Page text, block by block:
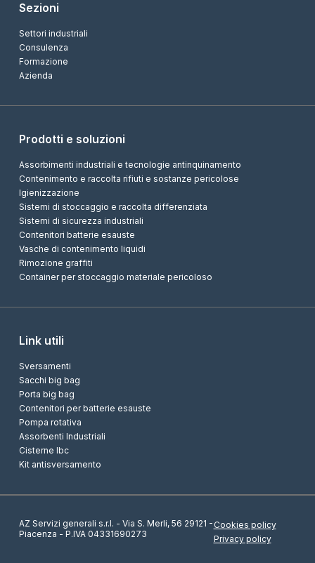
Sezioni
Settori industriali
Consulenza
Formazione
Azienda
Prodotti e soluzioni
Assorbimenti industriali e tecnologie antinquinamento
Contenimento e raccolta rifiuti e sostanze pericolose
Igienizzazione
Sistemi di stoccaggio e raccolta differenziata
Sistemi di sicurezza industriali
Contenitori batterie esauste
Vasche di contenimento liquidi
Rimozione graffiti
Container per stoccaggio materiale pericoloso
Link utili
Sversamenti
Sacchi big bag
Porta big bag
Contenitori per batterie esauste
Pompa rotativa
Assorbenti Industriali
Cisterne Ibc
Kit antisversamento
AZ Servizi generali s.r.l. - Via S. Merli, 56 29121 -
Piacenza - P.IVA 04331690273
Cookies policy
Privacy policy